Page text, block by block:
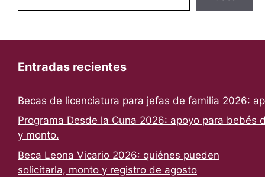
Entradas recientes
Becas de licenciatura para jefas de familia 2026:
Programa Desde la Cuna 2026: apoyo para bebés
y monto.
Beca Leona Vicario 2026: quiénes pueden
solicitarla, monto y registro de agosto